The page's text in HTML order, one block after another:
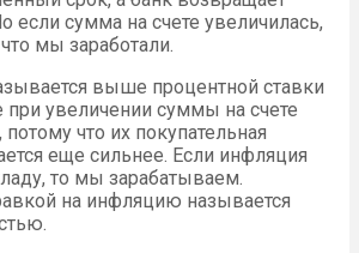
если сумма на счете увеличилась,
мы заработали.
выше процентной ставки
при увеличении суммы на счете
что их покупательная
еще сильнее. Если инфляция
то мы зарабатываем.
на инфляцию называется